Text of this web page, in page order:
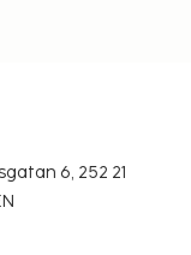
6, 252 21